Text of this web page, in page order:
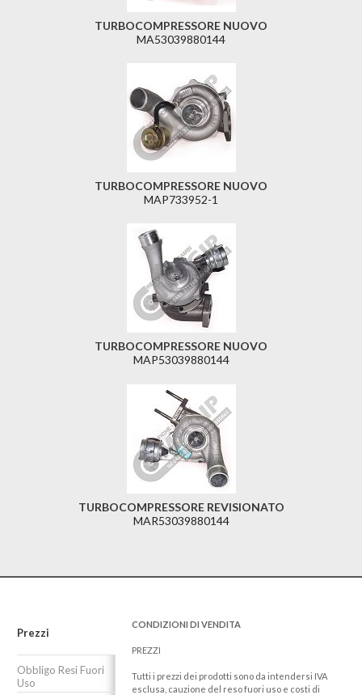
TURBOCOMPRESSORE NUOVO
MA53039880144
TURBOCOMPRESSORE NUOVO
MAP733952-1
TURBOCOMPRESSORE NUOVO
MAP53039880144
TURBOCOMPRESSORE REVISIONATO
MAR53039880144
Prezzi
Obbligo Resi Fuori
Uso
CONDIZIONI DI VENDITA
PREZZI
Tutti i prezzi dei prodotti sono da intendersi IVA
esclusa, cauzione del reso fuori uso e costi di